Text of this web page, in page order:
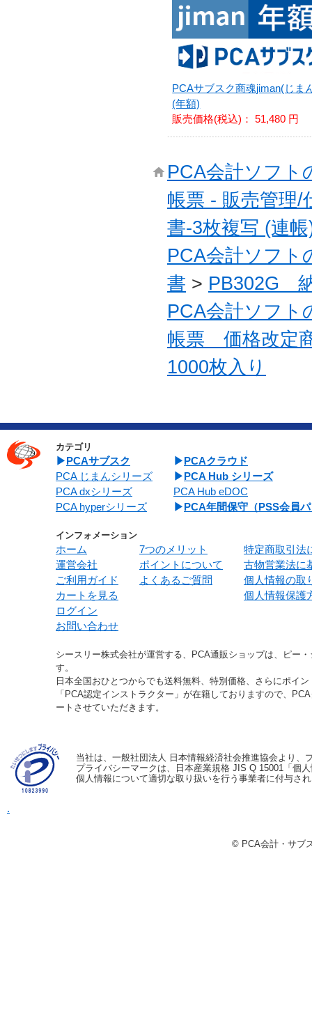
PCAサブスク商魂jiman(じま
(年額)
販売価格(税込)：51,480 円
PCA会計ソフ
帳票 - 販売管理/
書-3枚複写 (連
PCA会計ソフ
書 > PB302G
PCA会計ソフ
帳票 価格改定
1000枚入り
カテゴリ
PCAサブスク
PCA じまんシリーズ
PCA dxシリーズ
PCA hyperシリーズ
PCAクラウド
PCA Hub シリーズ
PCA Hub eDOC
PCA年間保守（PSS会員
インフォメーション
ホーム
運営会社
ご利用ガイド
カートを見る
ログイン
お問い合わせ
7つのメリット
ポイントについて
よくあるご質問
特定商取引法
古物営業法に
個人情報の取
個人情報保護
シースリー株式会社が運営する、PCA通販ショップは、ピー
す。
日本全国おひとつからでも送料無料、特別価格、さらにポイ
「PCA認定インストラクター」が在籍しておりますので、
ートさせていただきます。
当社は、一般社団法人 日本情報経済社会推進協会より、
プライバシーマークは、日本産業規格 JIS Q 15001「個
個人情報について適切な取り扱いを行う事業者に付与さ
.
© PCA会計・サブ